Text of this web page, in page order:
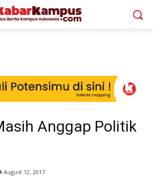
Anggap Politik
August 12, 2017